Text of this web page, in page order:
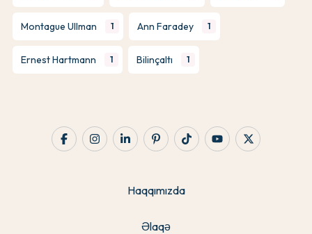
Montague Ullman 1 Ann Faradey 1
Ernest Hartmann 1 Bilinçaltı 1
Haqqımızda
Əlaqə